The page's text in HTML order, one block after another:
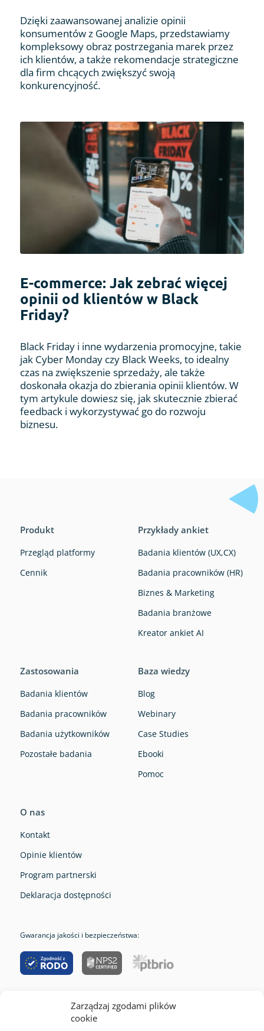
Zarządzaj zgodami plików
cookie
Dzięki zaawansowanej analizie opinii
konsumentów z Google Maps, przedstawiamy
kompleksowy obraz postrzegania marek przez
ich klientów, a także rekomendacje strategiczne
dla firm chcących zwiększyć swoją
konkurencyjność.
E-commerce: Jak zebrać więcej
opinii od klientów w Black
Friday?
Black Friday i inne wydarzenia promocyjne, takie
jak Cyber Monday czy Black Weeks, to idealny
czas na zwiększenie sprzedaży, ale także
doskonała okazja do zbierania opinii klientów. W
tym artykule dowiesz się, jak skutecznie zbierać
feedback i wykorzystywać go do rozwoju
biznesu.
Produkt
Przegląd platformy
Cennik
Przykłady ankiet
Badania klientów (UX,CX)
Badania pracowników (HR)
Biznes & Marketing
Badania branżowe
Kreator ankiet AI
Zastosowania
Badania klientów
Badania pracowników
Badania użytkowników
Pozostałe badania
Baza wiedzy
Blog
Webinary
Case Studies
Ebooki
Pomoc
O nas
Kontakt
Opinie klientów
Program partnerski
Deklaracja dostępności
Gwarancja jakości i bezpieczeństwa: